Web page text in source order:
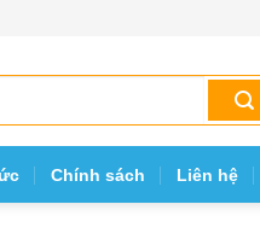
Chính sách Liên hệ